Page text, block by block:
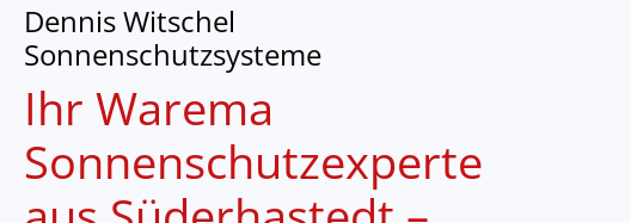
Dennis Witschel
Sonnenschutzsysteme
Ihr Warema
Sonnenschutzexperte